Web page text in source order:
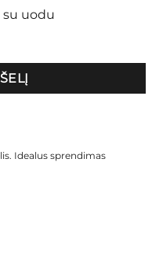
su uodu
Idealus sprendimas